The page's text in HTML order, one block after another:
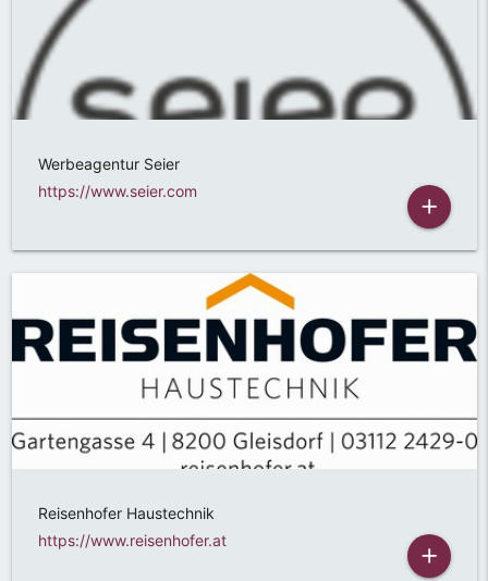
Werbeagentur Seier
https://www.seier.com
add
Reisenhofer Haustechnik
https://www.reisenhofer.at
add